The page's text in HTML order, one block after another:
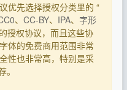
优先选择授权分类里的 “
、 CC-BY、 IPA、 字形
授权协议，而且这些协
体的免费商用范围非常
性也非常高，特别是采